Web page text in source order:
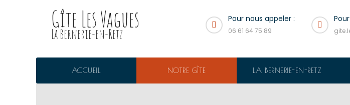
Gîte Les Vagues
La Bernerie-en-Retz
Pour nous appeler :
06 61 64 75 89
ACCUEIL NOTRE GÎTE LA BERNERIE-EN-RETZ